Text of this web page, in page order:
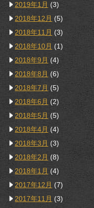
2019年1月 (3)
2018年12月 (5)
2018年11月 (3)
2018年10月 (1)
2018年9月 (4)
2018年8月 (6)
2018年7月 (5)
2018年6月 (2)
2018年5月 (5)
2018年4月 (4)
2018年3月 (3)
2018年2月 (8)
2018年1月 (4)
2017年12月 (7)
2017年11月 (3)